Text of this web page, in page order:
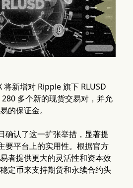
将新增对 Ripple 旗下 RLUSD
多个新的现货交易对，并允
的保证金。
确认了这一扩张举措，显著提
要平台上的实用性。根据官方
者提供更大的灵活性和资本效
定币来支持期货和永续合约头